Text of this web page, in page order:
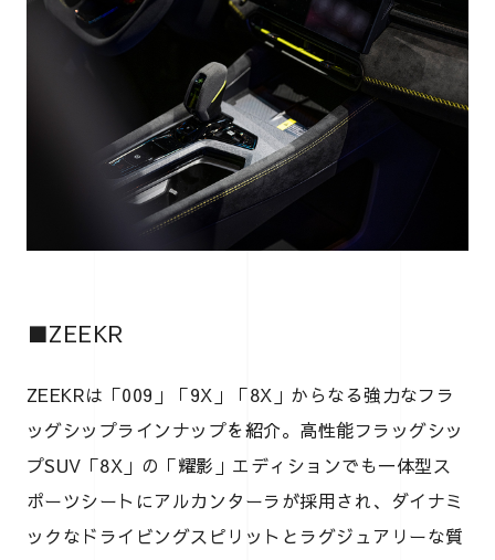
■ZEEKR
ZEEKRは「009」「9X」「8X」からなる強力なフラ
ッグシップラインナップを紹介。高性能フラッグシッ
プSUV「8X」の「耀影」エディションでも一体型ス
ポーツシートにアルカンターラが採用され、ダイナミ
ックなドライビングスピリットとラグジュアリーな質